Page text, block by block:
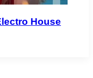
House